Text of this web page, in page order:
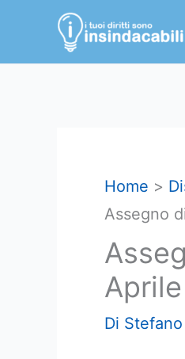
contenuto
Home
Assegno
Di